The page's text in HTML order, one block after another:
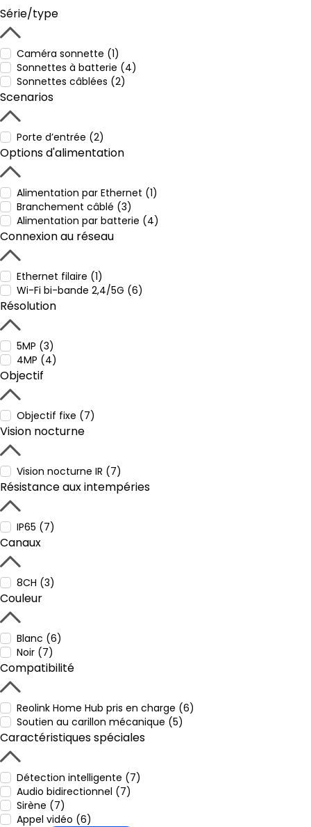
Série/type
Caméra sonnette (1)
Sonnettes à batterie (4)
Sonnettes câblées (2)
Scenarios
Porte d’entrée (2)
Options d'alimentation
Alimentation par Ethernet (1)
Branchement câblé (3)
Alimentation par batterie (4)
Connexion au réseau
Ethernet filaire (1)
Wi-Fi bi-bande 2,4/5G (6)
Résolution
5MP (3)
4MP (4)
Objectif
Objectif fixe (7)
Vision nocturne
Vision nocturne IR (7)
Résistance aux intempéries
IP65 (7)
Canaux
8CH (3)
Couleur
Blanc (6)
Noir (7)
Compatibilité
Reolink Home Hub pris en charge (6)
Soutien au carillon mécanique (5)
Caractéristiques spéciales
Détection intelligente (7)
Audio bidirectionnel (7)
Sirène (7)
Appel vidéo (6)